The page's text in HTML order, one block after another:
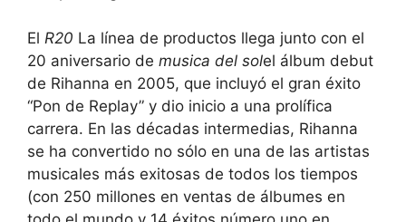
El R20 La línea de productos llega junto con el
20 aniversario de musica del solel álbum debut
de Rihanna en 2005, que incluyó el gran éxito
“Pon de Replay” y dio inicio a una prolífica
carrera. En las décadas intermedias, Rihanna
se ha convertido no sólo en una de las artistas
musicales más exitosas de todos los tiempos
(con 250 millones en ventas de álbumes en